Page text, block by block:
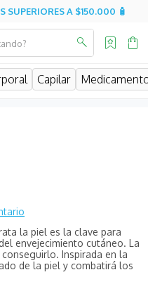
SUPERIORES A $150.000 🧴
Capilar
la piel es la clave para
envejecimiento cutáneo. La
Inspirada en la
de la piel y combatirá los